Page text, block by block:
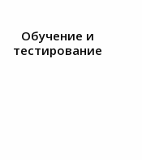
Обучение и
тестирование